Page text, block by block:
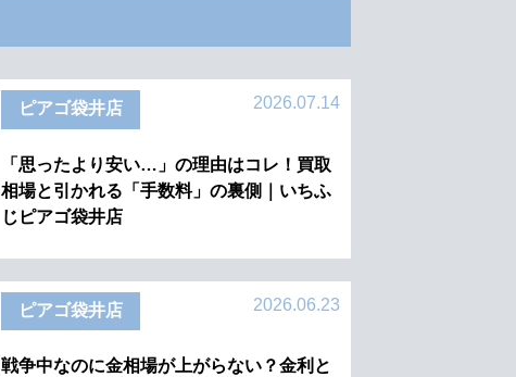
ピアゴ袋井店 2026.07.14
「思ったより安い…」の理由はコレ！買取
相場と引かれる「手数料」の裏側｜いちふ
じピアゴ袋井店
ピアゴ袋井店 2026.06.23
戦争中なのに金相場が上がらない？金利と